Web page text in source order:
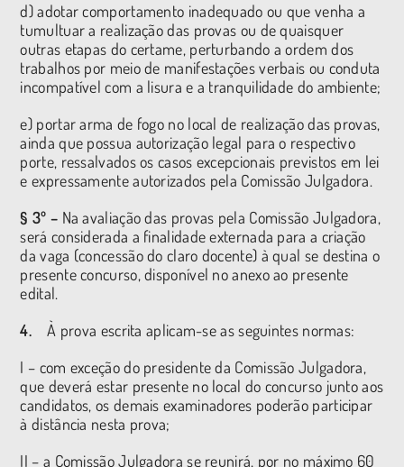
d) adotar comportamento inadequado ou que venha a
tumultuar a realização das provas ou de quaisquer
outras etapas do certame, perturbando a ordem dos
trabalhos por meio de manifestações verbais ou conduta
incompatível com a lisura e a tranquilidade do ambiente;
e) portar arma de fogo no local de realização das provas,
ainda que possua autorização legal para o respectivo
porte, ressalvados os casos excepcionais previstos em lei
e expressamente autorizados pela Comissão Julgadora.
§ 3º – Na avaliação das provas pela Comissão Julgadora,
será considerada a finalidade externada para a criação
da vaga (concessão do claro docente) à qual se destina o
presente concurso, disponível no anexo ao presente
edital.
4.À prova escrita aplicam-se as seguintes normas:
I – com exceção do presidente da Comissão Julgadora,
que deverá estar presente no local do concurso junto aos
candidatos, os demais examinadores poderão participar
à distância nesta prova;
II – a Comissão Julgadora se reunirá, por no máximo 60